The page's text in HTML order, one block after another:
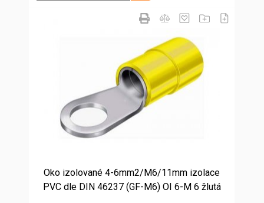
Oko izolované 4-6mm2/M6/11mm izolace
PVC dle DIN 46237 (GF-M6) OI 6-M 6 žlutá